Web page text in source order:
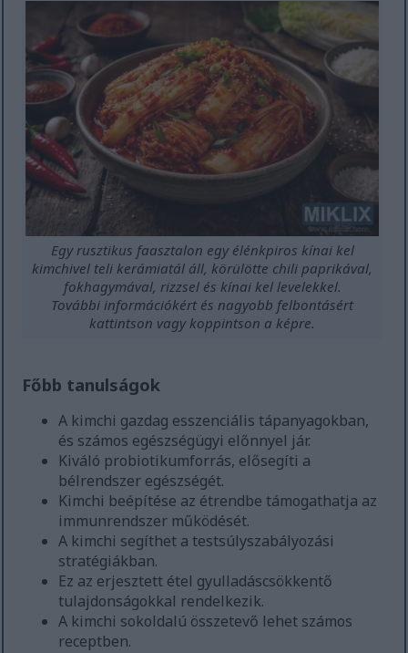
Egy rusztikus faasztalon egy élénkpiros kínai kel
kimchivel teli kerámiatál áll, körülötte chili paprikával,
fokhagymával, rizzsel és kínai kel levelekkel.
További információkért és nagyobb felbontásért
kattintson vagy koppintson a képre.
Főbb tanulságok
A kimchi gazdag esszenciális tápanyagokban,
és számos egészségügyi előnnyel jár.
Kiváló probiotikumforrás, elősegíti a
bélrendszer egészségét.
Kimchi beépítése az étrendbe támogathatja az
immunrendszer működését.
A kimchi segíthet a testsúlyszabályozási
stratégiákban.
Ez az erjesztett étel gyulladáscsökkentő
tulajdonságokkal rendelkezik.
A kimchi sokoldalú összetevő lehet számos
receptben.